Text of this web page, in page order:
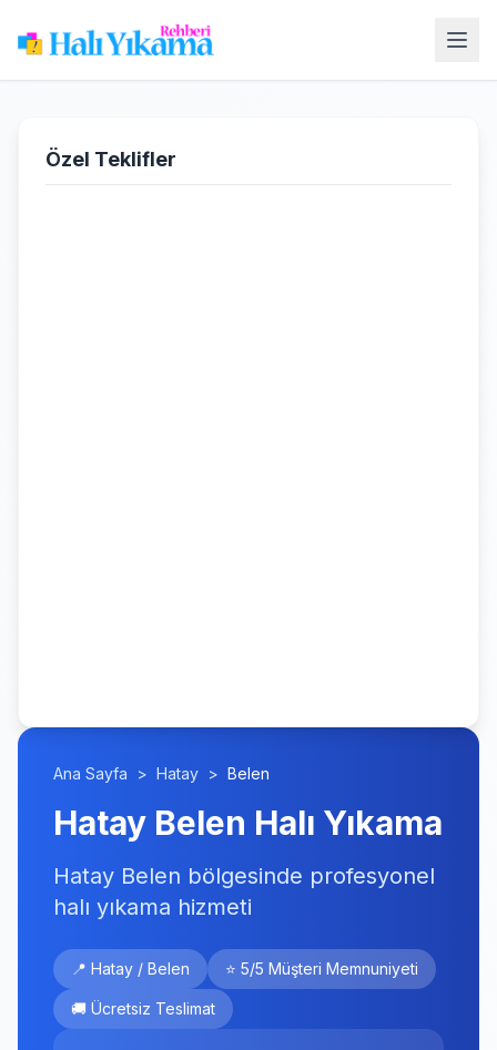
Özel Teklifler
Ana Sayfa > Hatay > Belen
Hatay Belen Halı Yıkama
Hatay Belen bölgesinde profesyonel
halı yıkama hizmeti
📍 Hatay / Belen ⭐ 5/5 Müşteri Memnuniyeti
🚚 Ücretsiz Teslimat